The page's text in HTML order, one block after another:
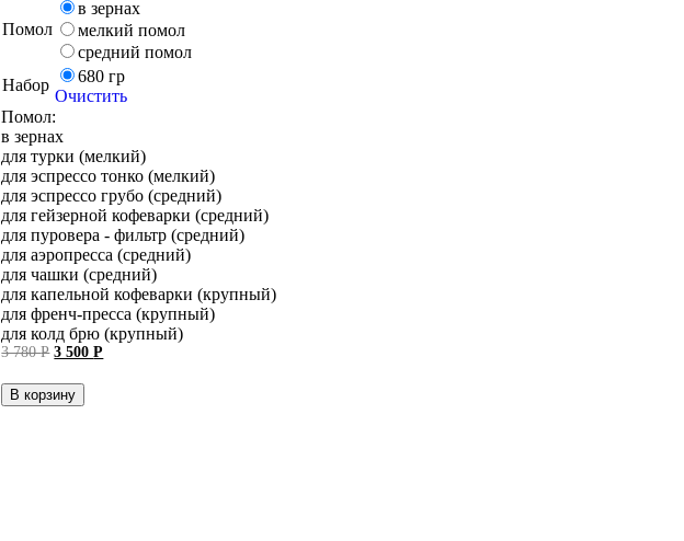
Помол
в зернах
мелкий помол
средний помол
Набор
680 гр
Очистить
Помол:
в зернах
для турки (мелкий)
для эспрессо тонко (мелкий)
для эспрессо грубо (средний)
для гейзерной кофеварки (средний)
для пуровера - фильтр (средний)
для аэропресса (средний)
для чашки (средний)
для капельной кофеварки (крупный)
для френч-пресса (крупный)
для колд брю (крупный)
3 780Р Первоначальная
составляла
3 780 руб..
3 500Р
В корзину